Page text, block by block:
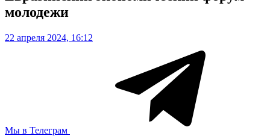
молодежи
22 апреля 2024, 16:12
Мы в Телеграм